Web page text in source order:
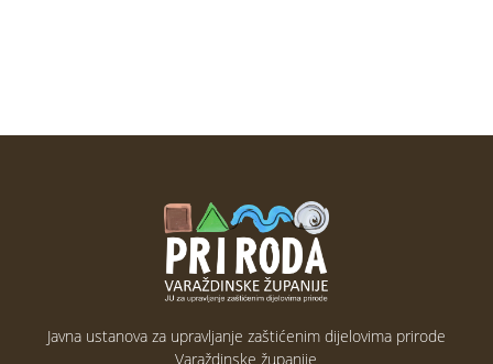
Javna ustanova za upravljanje zaštićenim dijelovima prirode
Varaždinske županije